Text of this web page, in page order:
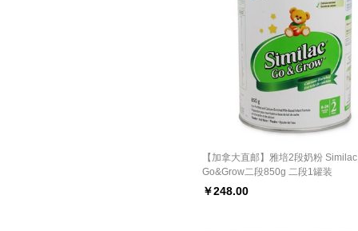
【加拿大直邮】雅培2段奶粉 Similac
Go&Grow二段850g 二段1罐装
￥248.00